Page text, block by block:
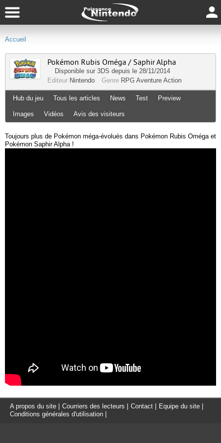
Accueil
Pokémon Rubis Oméga / Saphir Alpha
Disponible sur 3DS depuis le 28/11/2014
Editeur Nintendo Genre RPG Aventure Action
Hub du jeu Tous les articles News Test Preview
Images Vidéos Avis des visiteurs
Toujours plus de Pokémon méga-évolués dans Pokémon Rubis Oméga et
Pokémon Saphir Alpha !
A propos du site Courriers des lecteurs Contact Equipe du site
Conditions générales d'utilisation